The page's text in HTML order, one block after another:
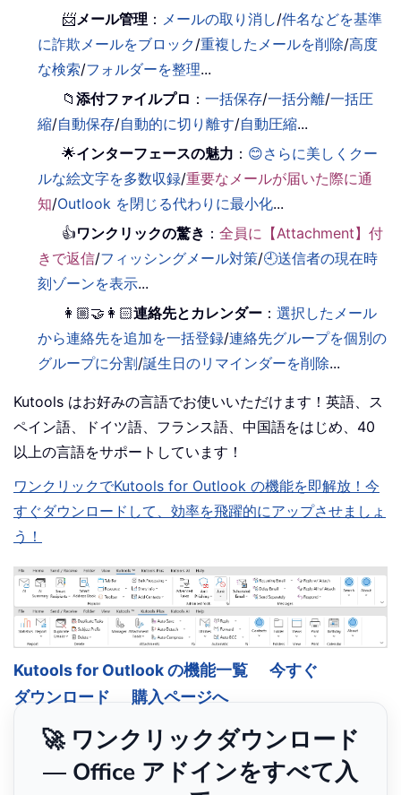
📨メール管理 ： メールの取り消し/件名などを基準
に詐欺メールをブロック/重複したメールを削除/高度
な検索/フォルダーを整理...
📁添付ファイルプロ ：一括保存/一括分離/一括圧
縮/自動保存/自動的に切り離す/自動圧縮...
🌟インターフェースの魅力 ： 😊さらに美しくクー
ルな絵文字を多数収録/重要なメールが届いた際に通
知/Outlook を閉じる代わりに最小化...
👍ワンクリックの驚き ：全員に【Attachment】付
きで返信/フィッシングメール対策/🕘送信者の現在時
刻ゾーンを表示...
👩🏼‍🤝‍👩🏻連絡先とカレンダー ：選択したメール
から連絡先を追加を一括登録/連絡先グループを個別の
グループに分割/誕生日のリマインダーを削除...
Kutools はお好みの言語でお使いいただけます！英語、ス
ペイン語、ドイツ語、フランス語、中国語をはじめ、40
以上の言語をサポートしています！
ワンクリックでKutools for Outlook の機能を即解放！今
すぐダウンロードして、効率を飛躍的にアップさせましょ
う！
Kutools for Outlook の機能一覧
今すぐ
ダウンロード
購入ページへ
🚀 ワンクリックダウンロード
— Office アドインをすべて入